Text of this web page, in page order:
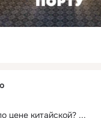
цене китайской? ...